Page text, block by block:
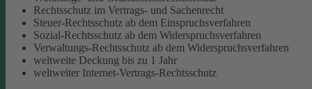
Rechtsschutz im Vertrags- und Sachenrecht
Steuer-Rechtsschutz ab dem Einspruchsverfahren
Sozial-Rechtsschutz ab dem Widerspruchsverfahren
Verwaltungs-Rechtsschutz ab dem Widerspruchsverfahren
weltweite Deckung bis zu 1 Jahr
weltweiter Internet-Vertrags-Rechtsschutz